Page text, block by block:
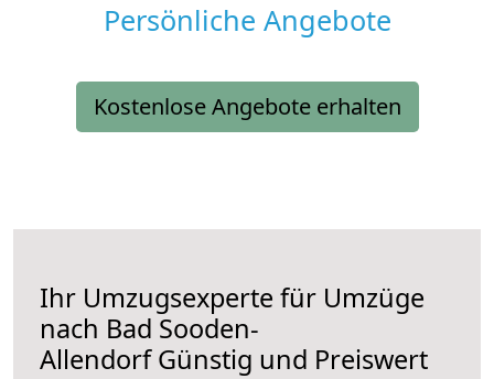
Persönliche Angebote
Kostenlose Angebote erhalten
Ihr Umzugsexperte für Umzüge
nach Bad Sooden-
AllendorfGünstig und Preiswert